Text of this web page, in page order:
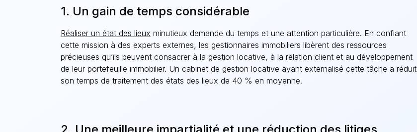
1. Un gain de temps considérable
Réaliser un état des lieux minutieux demande du temps et une attention particulière. En confiant
cette mission à des experts externes, les gestionnaires immobiliers libèrent des ressources
précieuses qu’ils peuvent consacrer à la gestion locative, à la relation client et au développement
de leur portefeuille immobilier. Un cabinet de gestion locative ayant externalisé cette tâche a réduit
son temps de traitement des états des lieux de 40 % en moyenne.